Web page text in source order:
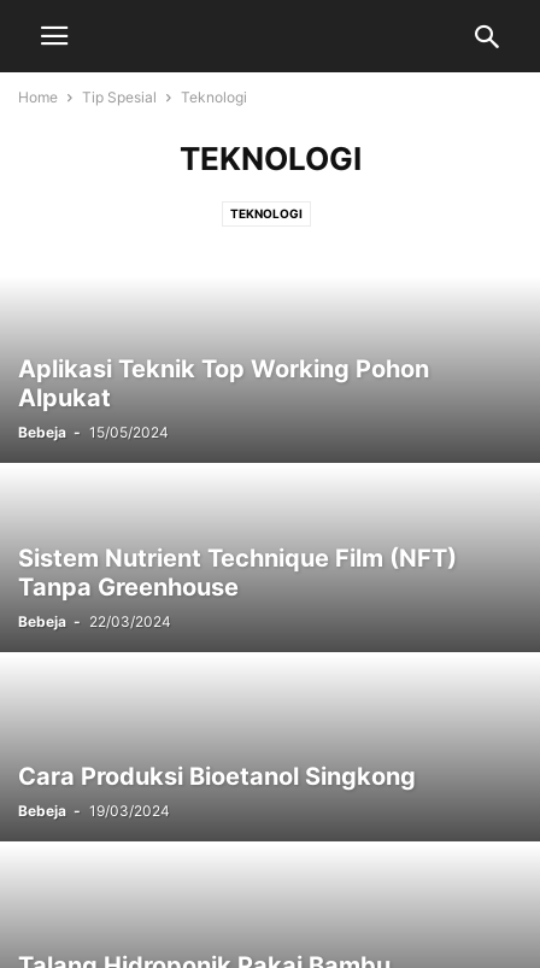
Home Tip Spesial Teknologi
TEKNOLOGI
TEKNOLOGI
Aplikasi Teknik Top Working Pohon
Alpukat
Bebeja - 15/05/2024
Sistem Nutrient Technique Film (NFT)
Tanpa Greenhouse
Bebeja - 22/03/2024
Cara Produksi Bioetanol Singkong
Bebeja - 19/03/2024